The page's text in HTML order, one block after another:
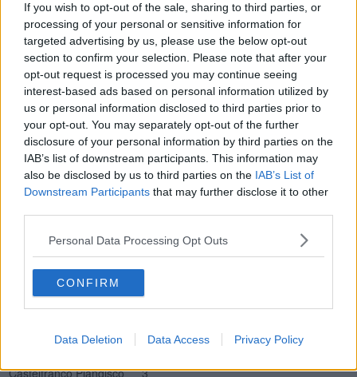
If you wish to opt-out of the sale, sharing to third parties, or
processing of your personal or sensitive information for
targeted advertising by us, please use the below opt-out
section to confirm your selection. Please note that after your
opt-out request is processed you may continue seeing
interest-based ads based on personal information utilized by
us or personal information disclosed to third parties prior to
your opt-out. You may separately opt-out of the further
disclosure of your personal information by third parties on the
IAB’s list of downstream participants. This information may
also be disclosed by us to third parties on the IAB’s List of
Downstream Participants that may further disclose it to other
Personal Data Processing Opt Outs
CONFIRM
Data Deletion Data Access Privacy Policy
Nuovi positivi per classi d'età
Provincia0-1819-3435-4950-6465-79Over 80Non disponibile
Arezzo
8 14 21 25 10 9
5
Grosseto 6 6 17 23 12 3
1
Siena
10 16 10 19 16 7
-
ASL TSE 24 36 48 67 38 19
6
Ricoveri con sintomatologia Covid
Totale Posti letto occupati
Degenza Covid San Donato Arezzo
3
TI San Donato Arezzo
0
Degenza Covid Misericordia Grosseto 10
TI Misericordia Grosseto
2
Nuovi positivi per Comune della provincia di Arezzo
Comune
Tamponi positivi
Arezzo
24
Castelfranco Piandiscò
3